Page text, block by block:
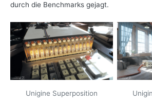
durch die Benchmarks gejagt.
Unigine Superposition